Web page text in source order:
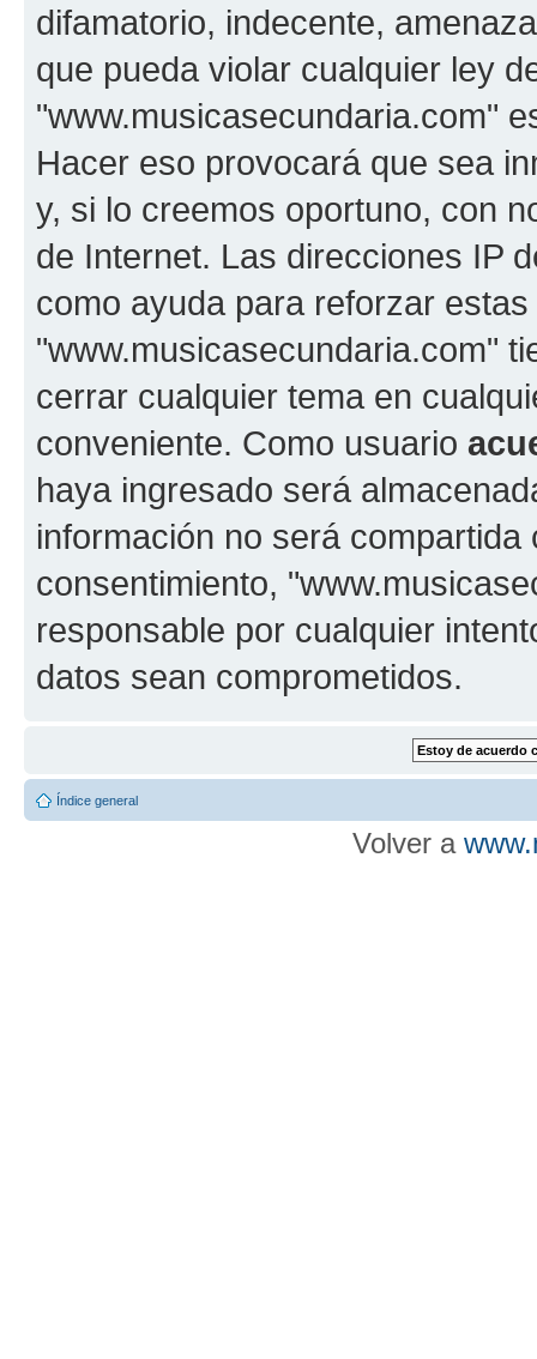
difamatorio, indecente,
que pueda violar cualquier ley
"www.musicasecundaria.com"
Hacer eso provocará que sea
y, si lo creemos oportuno, con
de Internet. Las direcciones IP
como ayuda para reforzar
"www.musicasecundaria.com"
cerrar cualquier tema en
conveniente. Como usuario
haya ingresado será
información no será
consentimiento,
responsable por cualquier
datos sean comprometidos.
Índice general
Volver a